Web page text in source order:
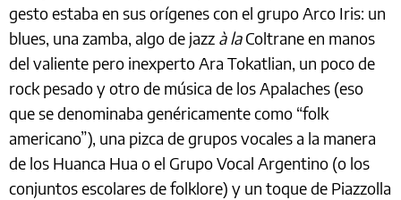
gesto estaba en sus orígenes con el grupo Arco Iris: un
blues, una zamba, algo de jazz à laColtrane en manos
del valiente pero inexperto Ara Tokatlian, un poco de
rock pesado y otro de música de los Apalaches (eso
que se denominaba genéricamente como “folk
americano”), una pizca de grupos vocales a la manera
de los Huanca Hua o el Grupo Vocal Argentino (o los
conjuntos escolares de folklore) y un toque de Piazzolla